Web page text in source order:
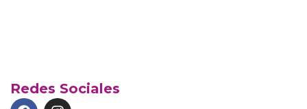
Redes Sociales